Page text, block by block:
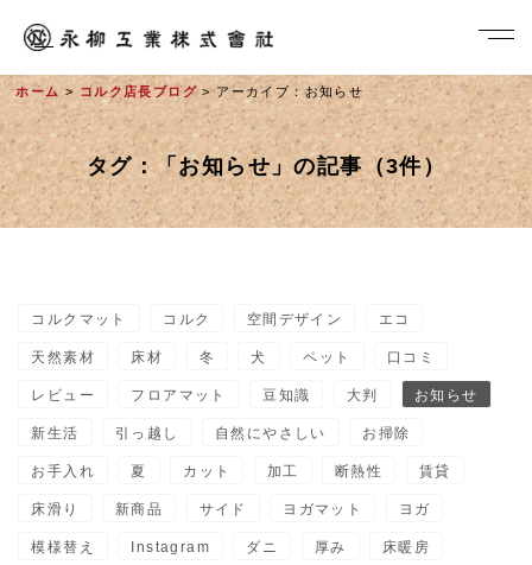
ホーム > コルク店長ブログ> アーカイブ：お知らせ
タグ：「お知らせ」の記事（3件）
コルクマット コルク 空間デザイン エコ
天然素材 床材 冬 犬 ペット 口コミ
レビュー フロアマット 豆知識 大判 お知らせ
新生活 引っ越し 自然にやさしい お掃除
お手入れ 夏 カット 加工 断熱性 賃貸
床滑り 新商品 サイド ヨガマット ヨガ
模様替え Instagram ダニ 厚み 床暖房